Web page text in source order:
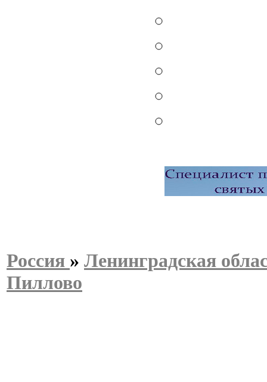
Россия » Ленинградская
Пиллово